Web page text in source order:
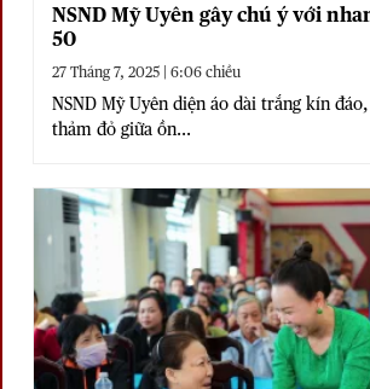
NSND Mỹ Uyên gây chú ý với
50
27 Tháng 7, 2025 | 6:06 chiều
NSND Mỹ Uyên diện áo dài trắng kín
thảm đỏ giữa ồn...